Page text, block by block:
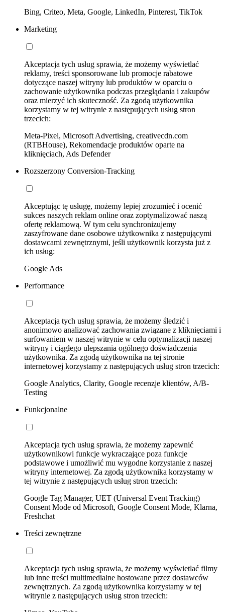
Bing, Criteo, Meta, Google, LinkedIn, Pinterest, TikTok
Marketing
Akceptacja tych usług sprawia, że możemy wyświetlać
reklamy, treści sponsorowane lub promocje rabatowe
dotyczące naszej witryny lub produktów w oparciu o
zachowanie użytkownika podczas przeglądania i zakupów
oraz mierzyć ich skuteczność. Za zgodą użytkownika
korzystamy w tej witrynie z następujących usług stron
trzecich:
Meta-Pixel, Microsoft Advertising, creativecdn.com
(RTBHouse), Rekomendacje produktów oparte na
kliknięciach, Ads Defender
Rozszerzony Conversion-Tracking
Akceptując tę usługę, możemy lepiej zrozumieć i ocenić
sukces naszych reklam online oraz zoptymalizować naszą
ofertę reklamową. W tym celu synchronizujemy
zaszyfrowane dane osobowe użytkownika z następującymi
dostawcami zewnętrznymi, jeśli użytkownik korzysta już z
ich usług:
Google Ads
Performance
Akceptacja tych usług sprawia, że możemy śledzić i
anonimowo analizować zachowania związane z kliknięciami i
surfowaniem w naszej witrynie w celu optymalizacji naszej
witryny i ciągłego ulepszania ogólnego doświadczenia
użytkownika. Za zgodą użytkownika na tej stronie
internetowej korzystamy z następujących usług stron trzecich:
Google Analytics, Clarity, Google recenzje klientów, A/B-
Testing
Funkcjonalne
Akceptacja tych usług sprawia, że możemy zapewnić
użytkownikowi funkcje wykraczające poza funkcje
podstawowe i umożliwić mu wygodne korzystanie z naszej
witryny internetowej. Za zgodą użytkownika korzystamy w
tej witrynie z następujących usług stron trzecich:
Google Tag Manager, UET (Universal Event Tracking)
Consent Mode od Microsoft, Google Consent Mode, Klarna,
Freshchat
Treści zewnętrzne
Akceptacja tych usług sprawia, że możemy wyświetlać filmy
lub inne treści multimedialne hostowane przez dostawców
zewnętrznych. Za zgodą użytkownika korzystamy w tej
witrynie z następujących usług stron trzecich: